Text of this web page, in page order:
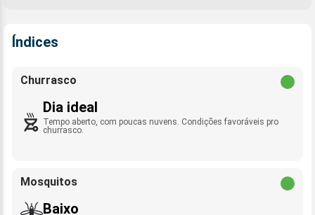
Índices
Churrasco
Dia ideal
Tempo aberto, com poucas nuvens. Condições favoráveis pro
churrasco.
Mosquitos
Baixo